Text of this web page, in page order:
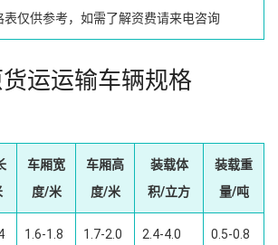
表仅供参考，如需了解资费请来电咨询
运运输车辆规格
车厢宽
度/米
车厢高
度/米
装载体
积/立方
装载重
量/吨
1.6-1.8 1.7-2.0 2.4-4.0 0.5-0.8